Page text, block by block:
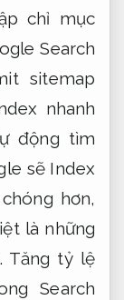
chỉ mục
Search
sitemap
nhanh
động tìm
sẽ Index
hơn,
là những
Tăng tỷ lệ
Search